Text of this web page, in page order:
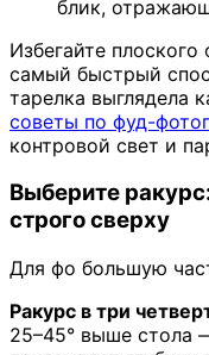
блик,
Избегайте
самый быстрый
тарелка выглядела
советы по фуд-
контровой свет и
Выберите
строго сверху
Для фо большую
Ракурс в три
25–45° выше стола